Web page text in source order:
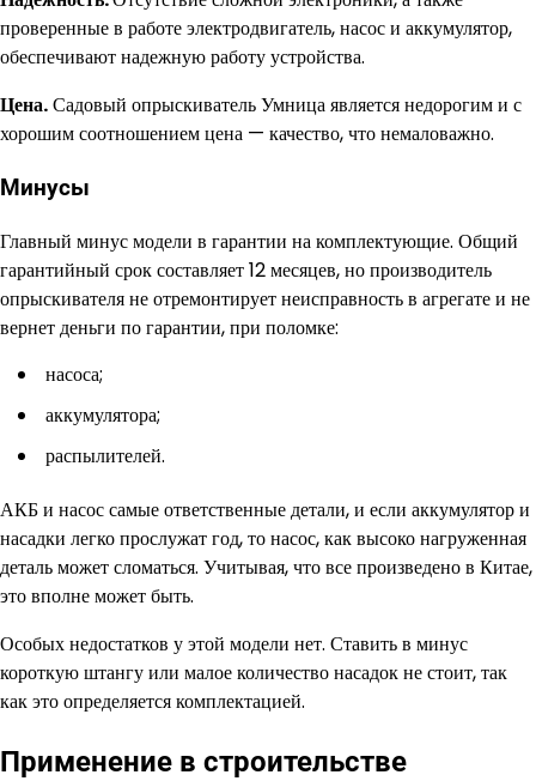
проверенные в работе электродвигатель, насос и аккумулятор,
обеспечивают надежную работу устройства.
Цена.Садовый опрыскиватель Умница является недорогим и с
хорошим соотношением цена — качество, что немаловажно.
Минусы
Главный минус модели в гарантии на комплектующие. Общий
гарантийный срок составляет 12 месяцев, но производитель
опрыскивателя не отремонтирует неисправность в агрегате и не
вернет деньги по гарантии, при поломке:
насоса;
аккумулятора;
распылителей.
АКБ и насос самые ответственные детали, и если аккумулятор и
насадки легко прослужат год, то насос, как высоко нагруженная
деталь может сломаться. Учитывая, что все произведено в Китае,
это вполне может быть.
Особых недостатков у этой модели нет. Ставить в минус
короткую штангу или малое количество насадок не стоит, так
как это определяется комплектацией.
Применение в строительстве